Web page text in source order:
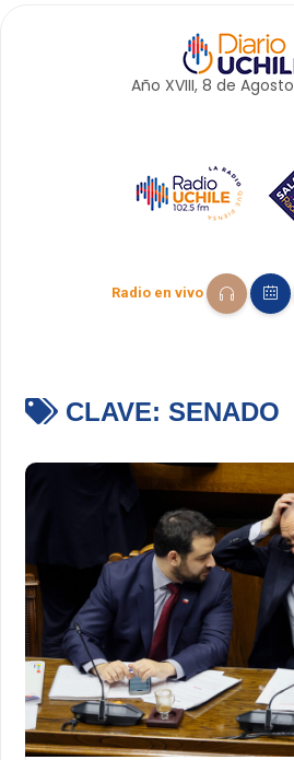
Año XVIII, 8 de Agosto
Radio en vivo
CLAVE: SENADO